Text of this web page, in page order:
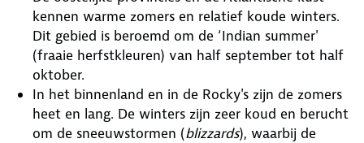
kennen warme zomers en relatief koude winters.
Dit gebied is beroemd om de ‘Indian summer'
(fraaie herfstkleuren) van half september tot half
oktober.
In het binnenland en in de Rocky's zijn de zomers
heet en lang. De winters zijn zeer koud en berucht
om de sneeuwstormen (blizzards), waarbij de